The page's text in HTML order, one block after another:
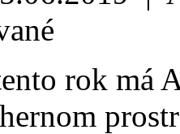
rok má